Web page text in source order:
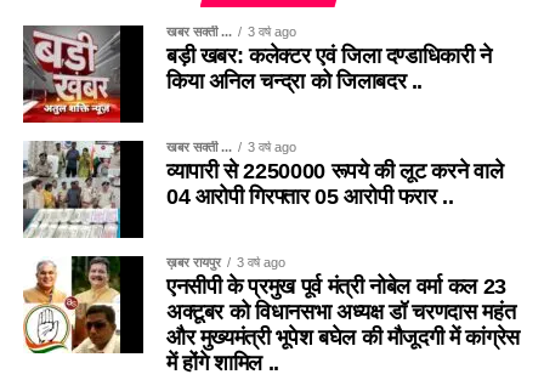
खबर सक्ती ... 3 वर्ष ago
बड़ी खबर: कलेक्टर एवं जिला दण्डाधिकारी ने
किया अनिल चन्द्रा को जिलाबदर ..
खबर सक्ती ... 3 वर्ष ago
व्यापारी से 2250000 रूपये की लूट करने वाले
04 आरोपी गिरफ्तार 05 आरोपी फरार ..
ख़बर रायपुर 3 वर्ष ago
एनसीपी के प्रमुख पूर्व मंत्री नोबेल वर्मा कल 23
अक्टूबर को विधानसभा अध्यक्ष डॉ चरणदास महंत
और मुख्यमंत्री भूपेश बघेल की मौजूदगी में कांग्रेस
में होंगे शामिल ..